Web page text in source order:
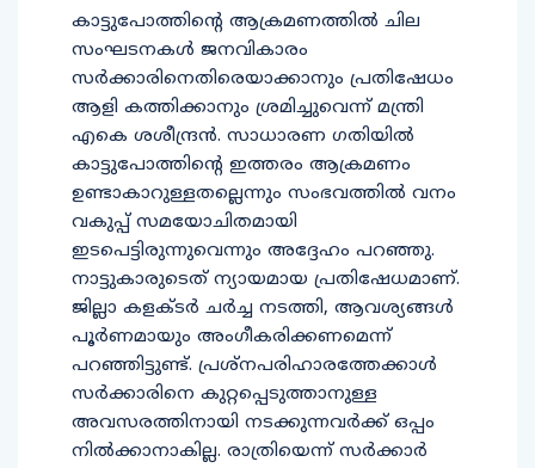
കാട്ടുപോത്തിന്റെ ആക്രമണത്തിൽ ചില
സംഘടനകൾ ജനവികാരം
സർക്കാരിനെതിരെയാക്കാനും പ്രതിഷേധം
ആളി കത്തിക്കാനും ശ്രമിച്ചുവെന്ന് മന്ത്രി
എകെ ശശീന്ദ്രൻ. സാധാരണ ഗതിയിൽ
കാട്ടുപോത്തിന്റെ ഇത്തരം ആക്രമണം
ഉണ്ടാകാറുള്ളതല്ലെന്നും സംഭവത്തിൽ വനം
വകുപ്പ് സമയോചിതമായി
ഇടപെട്ടിരുന്നുവെന്നും അദ്ദേഹം പറഞ്ഞു.
നാട്ടുകാരുടെത് ന്യായമായ പ്രതിഷേധമാണ്.
ജില്ലാ കളക്ടർ ചർച്ച നടത്തി, ആവശ്യങ്ങൾ
പൂർണമായും അംഗീകരിക്കണമെന്ന്
പറഞ്ഞിട്ടുണ്ട്. പ്രശ്നപരിഹാരത്തേക്കാൾ
സർക്കാരിനെ കുറ്റപ്പെടുത്താനുള്ള
അവസരത്തിനായി നടക്കുന്നവർക്ക് ഒപ്പം
നിൽക്കാനാകില്ല. രാത്രിയെന്ന് സർക്കാർ